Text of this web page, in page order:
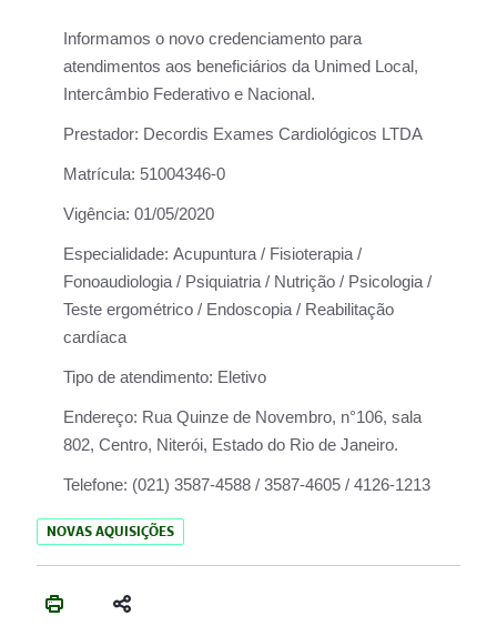
Informamos o novo credenciamento para
atendimentos aos beneficiários da Unimed Local,
Intercâmbio Federativo e Nacional.
Prestador: Decordis Exames Cardiológicos LTDA
Matrícula: 51004346-0
Vigência: 01/05/2020
Especialidade: Acupuntura / Fisioterapia /
Fonoaudiologia / Psiquiatria / Nutrição / Psicologia /
Teste ergométrico / Endoscopia / Reabilitação
cardíaca
Tipo de atendimento: Eletivo
Endereço: Rua Quinze de Novembro, n°106, sala
802, Centro, Niterói, Estado do Rio de Janeiro.
Telefone: (021) 3587-4588 / 3587-4605 / 4126-1213
NOVAS AQUISIÇÕES